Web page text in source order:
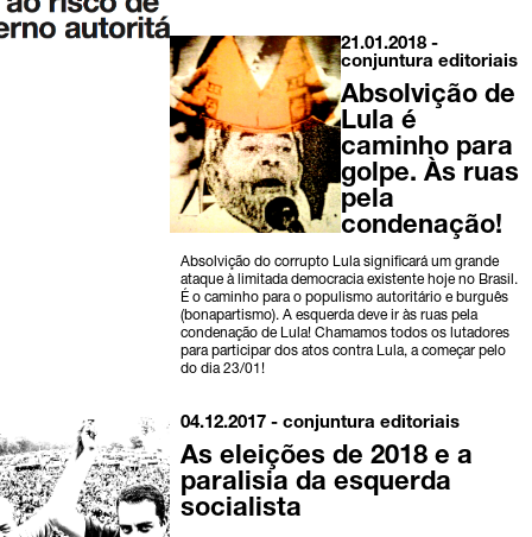
21.01.2018 -
conjuntura editoriais
Absolvição de
Lula é
caminho para
golpe. Às ruas
pela
condenação!
Absolvição do corrupto Lula significará um grande
ataque à limitada democracia existente hoje no Brasil.
É o caminho para o populismo autoritário e burguês
(bonapartismo). A esquerda deve ir às ruas pela
condenação de Lula! Chamamos todos os lutadores
para participar dos atos contra Lula, a começar pelo
do dia 23/01!
04.12.2017 -conjuntura editoriais
As eleições de 2018 e a
paralisia da esquerda
socialista